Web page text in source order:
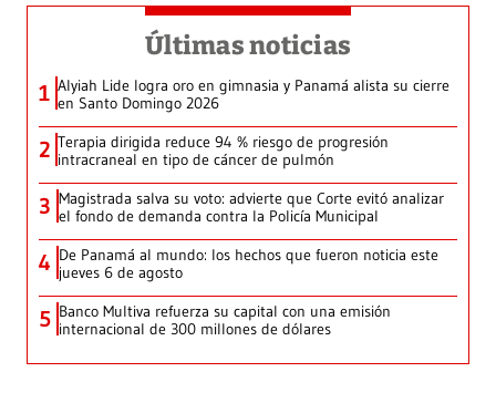
Últimas noticias
1 Alyiah Lide logra oro en gimnasia y Panamá alista su cierre
en Santo Domingo 2026
2 Terapia dirigida reduce 94 % riesgo de progresión
intracraneal en tipo de cáncer de pulmón
3 Magistrada salva su voto: advierte que Corte evitó analizar
el fondo de demanda contra la Policía Municipal
4 De Panamá al mundo: los hechos que fueron noticia este
jueves 6 de agosto
5 Banco Multiva refuerza su capital con una emisión
internacional de 300 millones de dólares